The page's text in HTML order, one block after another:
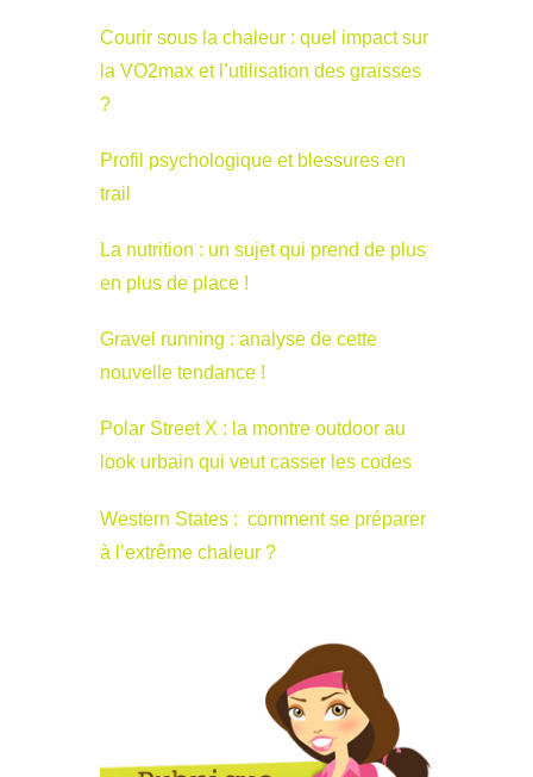
Courir sous la chaleur : quel impact sur
la VO2max et l’utilisation des graisses
?
Profil psychologique et blessures en
trail
La nutrition : un sujet qui prend de plus
en plus de place !
Gravel running : analyse de cette
nouvelle tendance !
Polar Street X : la montre outdoor au
look urbain qui veut casser les codes
Western States : comment se préparer
à l’extrême chaleur ?